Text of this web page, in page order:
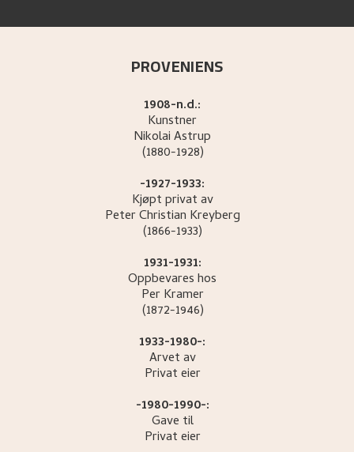
PROVENIENS
1908-n.d.:
Kunstner
NikolaiAstrup
(1880-1928)
-1927-1933:
Kjøpt privat av
Peter Christian Kreyberg
(1866-1933)
1931-1931:
Oppbevares hos
Per Kramer
(1872-1946)
1933-1980-:
Arvet av
Privat eier
-1980-1990-:
Gave til
Privat eier